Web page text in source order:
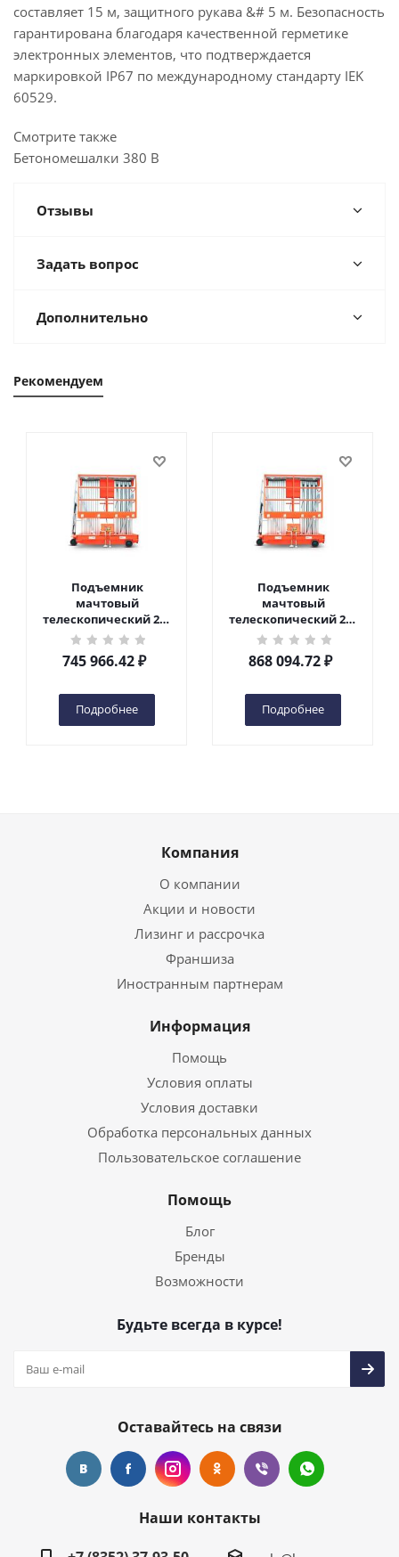
составляет 15 м, защитного рукава &# 5 м. Безопасность
гарантирована благодаря качественной герметике
электронных элементов, что подтверждается
маркировкой IP67 по международному стандарту IEK
60529.
Смотрите также
Бетономешалки 380 В
Отзывы
Задать вопрос
Дополнительно
Рекомендуем
Подъемник
мачтовый
телескопический 200
кг 10 м TOR GTWY10-
200S DC 2-мачтовый
(автономный) (N) в
745 966.42₽
Подробнее
Подъемник
мачтовый
телескопический 200
кг 12 м TOR GTWY12-
200S DC 2-мачтовый
(автономный) (N) в
868 094.72₽
Подробнее
Компания
О компании
Акции и новости
Лизинг и рассрочка
Франшиза
Иностранным партнерам
Информация
Помощь
Условия оплаты
Условия доставки
Обработка персональных данных
Пользовательское соглашение
Помощь
Блог
Бренды
Возможности
Будьте всегда в курсе!
Оставайтесь на связи
Наши контакты